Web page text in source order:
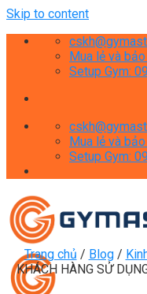
Skip to content
Mua lẻ và
Setup Gym:
Mua lẻ và
Setup Gym:
Trang chủ / Blog /
KHÁCH HÀNG SỬ